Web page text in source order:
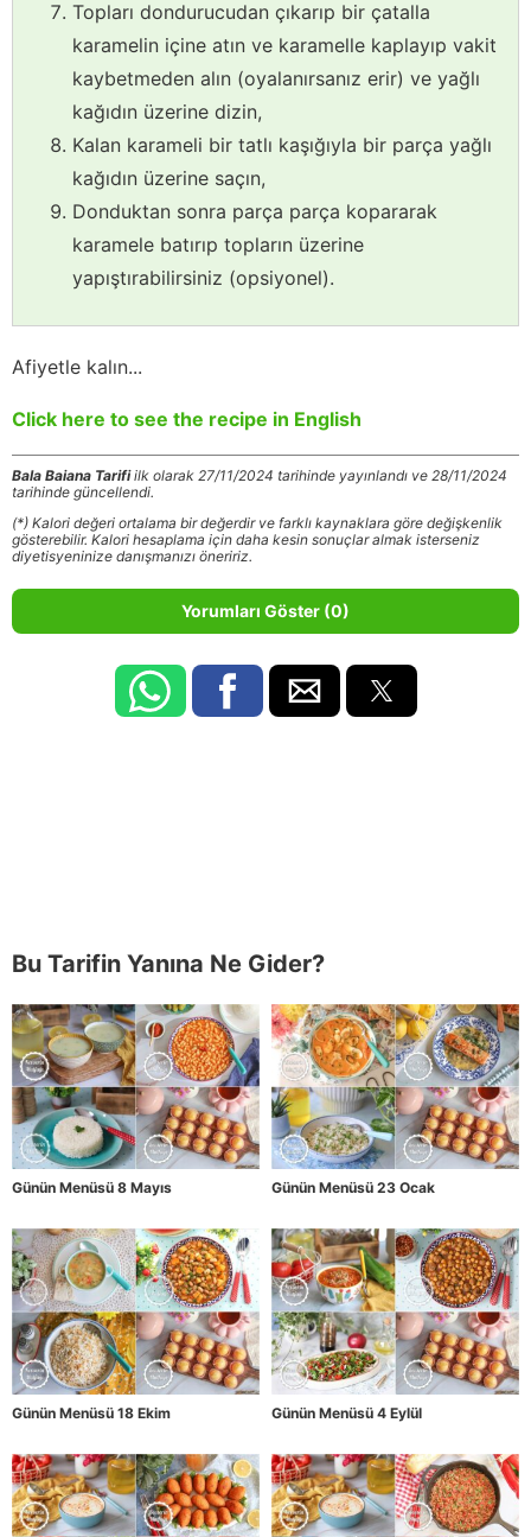
Topları dondurucudan çıkarıp bir çatalla
karamelin içine atın ve karamelle kaplayıp vakit
kaybetmeden alın (oyalanırsanız erir) ve yağlı
kağıdın üzerine dizin,
Kalan karameli bir tatlı kaşığıyla bir parça yağlı
kağıdın üzerine saçın,
Donduktan sonra parça parça kopararak
karamele batırıp topların üzerine
yapıştırabilirsiniz (opsiyonel).
Afiyetle kalın...
Click here to see the recipe in English
Bala Baiana Tarifiilk olarak 27/11/2024 tarihinde yayınlandı ve 28/11/2024
tarihinde güncellendi.
(*) Kalori değeri ortalama bir değerdir ve farklı kaynaklara göre değişkenlik
gösterebilir. Kalori hesaplama için daha kesin sonuçlar almak isterseniz
diyetisyeninize danışmanızı öneririz.
Yorumları Göster (0)
Bu Tarifin Yanına Ne Gider?
Günün Menüsü 8 Mayıs Günün Menüsü 23 Ocak
Günün Menüsü 18 Ekim Günün Menüsü 4 Eylül